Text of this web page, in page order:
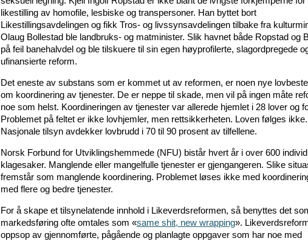
likestilling av homofile, lesbiske og transpersoner. Han byttet bort
Likestillingsavdelingen og fikk Tros- og livssynsavdelingen tilbake fra
Olaug Bollestad ble landbruks- og matminister. Slik havnet både Ropstad og
på feil banehalvdel og ble tilskuere til sin egen høyprofilerte, slagordpregede
ufinansierte reform.
Det eneste av substans som er kommet ut av reformen, er noen nye
om koordinering av tjenester. De er neppe til skade, men vil på ingen måte
noe som helst. Koordineringen av tjenester var allerede hjemlet i 28 lover og
Problemet på feltet er ikke lovhjemler, men rettsikkerheten. Loven følges ikke.
Nasjonale tilsyn avdekker lovbrudd i 70 til 90 prosent av tilfellene.
Norsk Forbund for Utviklingshemmede (NFU) bistår hvert år i over 600
klagesaker. Manglende eller mangelfulle tjenester er gjengangeren. Slike
fremstår som manglende koordinering. Problemet løses ikke med
med flere og bedre tjenester.
For å skape et tilsynelatende innhold i Likeverdsreformen, så benyttes det
markedsføring ofte omtales som «same shit, new wrapping».
oppsop av gjennomførte, pågående og planlagte oppgaver som har noe med